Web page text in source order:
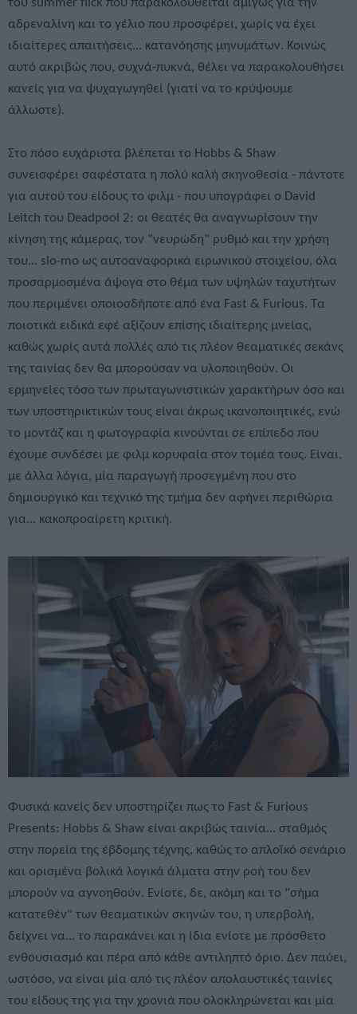
του summer flick που παρακολουθείται αμιγώς για την
αδρεναλίνη και το γέλιο που προσφέρει, χωρίς να έχει
ιδιαίτερες απαιτήσεις... κατανόησης μηνυμάτων. Κοινώς
αυτό ακριβώς που, συχνά-πυκνά, θέλει να παρακολουθήσει
κανείς για να ψυχαγωγηθεί (γιατί να το κρύψουμε
άλλωστε).
Στο πόσο ευχάριστα βλέπεται το Hobbs & Shaw
συνεισφέρει σαφέστατα η πολύ καλή σκηνοθεσία - πάντοτε
για αυτού του είδους το φιλμ - που υπογράφει ο David
Leitch του Deadpool 2: οι θεατές θα αναγνωρίσουν την
κίνηση της κάμερας, τον "νευρώδη" ρυθμό και την χρήση
του... slo-mo ως αυτοαναφορικά ειρωνικού στοιχείου, όλα
προσαρμοσμένα άψογα στο θέμα των υψηλών ταχυτήτων
που περιμένει οποιοσδήποτε από ένα Fast & Furious. Τα
ποιοτικά ειδικά εφέ αξίζουν επίσης ιδιαίτερης μνείας,
καθώς χωρίς αυτά πολλές από τις πλέον θεαματικές σεκάνς
της ταινίας δεν θα μπορούσαν να υλοποιηθούν. Οι
ερμηνείες τόσο των πρωταγωνιστικών χαρακτήρων όσο και
των υποστηρικτικών τους είναι άκρως ικανοποιητικές, ενώ
το μοντάζ και η φωτογραφία κινούνται σε επίπεδο που
έχουμε συνδέσει με φιλμ κορυφαία στον τομέα τους. Είναι,
με άλλα λόγια, μία παραγωγή προσεγμένη που στο
δημιουργικό και τεχνικό της τμήμα δεν αφήνει περιθώρια
για... κακοπροαίρετη κριτική.
Φυσικά κανείς δεν υποστηρίζει πως το Fast & Furious
Presents: Hobbs & Shaw είναι ακριβώς ταινία... σταθμός
στην πορεία της έβδομης τέχνης, καθώς το απλοϊκό σενάριο
και ορισμένα βολικά λογικά άλματα στην ροή του δεν
μπορούν να αγνοηθούν. Ενίοτε, δε, ακόμη και το "σήμα
κατατεθέν" των θεαματικών σκηνών του, η υπερβολή,
δείχνει να... το παρακάνει και η ίδια ενίοτε με πρόσθετο
ενθουσιασμό και πέρα από κάθε αντιληπτό όριο. Δεν παύει,
ωστόσο, να είναι μία από τις πλέον απολαυστικές ταινίες
του είδους της για την χρονιά που ολοκληρώνεται και μία